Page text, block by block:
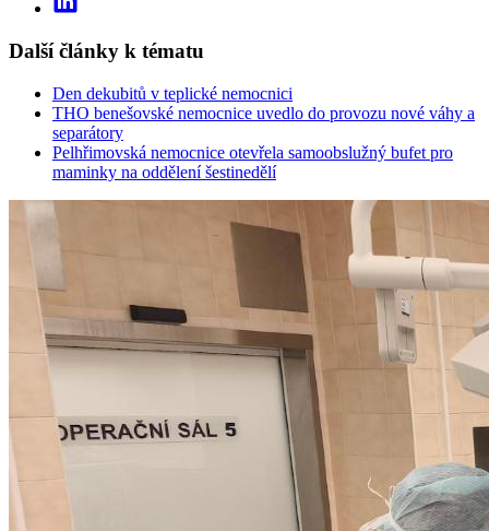
Další články k tématu
Den dekubitů v teplické nemocnici
THO benešovské nemocnice uvedlo do provozu nové váhy a
separátory
Pelhřimovská nemocnice otevřela samoobslužný bufet pro
maminky na oddělení šestinedělí